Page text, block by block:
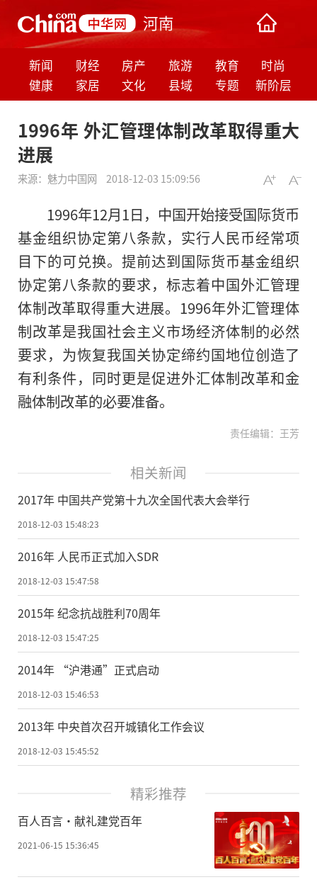
河南
新闻 财经 房产 旅游 教育
时尚
健康
家居 文化 县域 专题 新阶层
1996年 外汇管理体制改革取得重大
进展
来源： 魅力中国网 2018-12-03 15:09:56
1996年12月1日，中国开始接受国际货币
基金组织协定第八条款，实行人民币经常项
目下的可兑换。提前达到国际货币基金组织
协定第八条款的要求，标志着中国外汇管理
体制改革取得重大进展。1996年外汇管理体
制改革是我国社会主义市场经济体制的必然
要求，为恢复我国关协定缔约国地位创造了
有利条件，同时更是促进外汇体制改革和金
融体制改革的必要准备。
责任编辑：王芳
相关新闻
2017年 中国共产党第十九次全国代表大会举行
2018-12-03 15:48:23
2016年 人民币正式加入SDR
2018-12-03 15:47:58
2015年 纪念抗战胜利70周年
2018-12-03 15:47:25
2014年 “沪港通”正式启动
2018-12-03 15:46:53
2013年 中央首次召开城镇化工作会议
2018-12-03 15:45:52
精彩推荐
百人百言·献礼建党百年
2021-06-15 15:36:45